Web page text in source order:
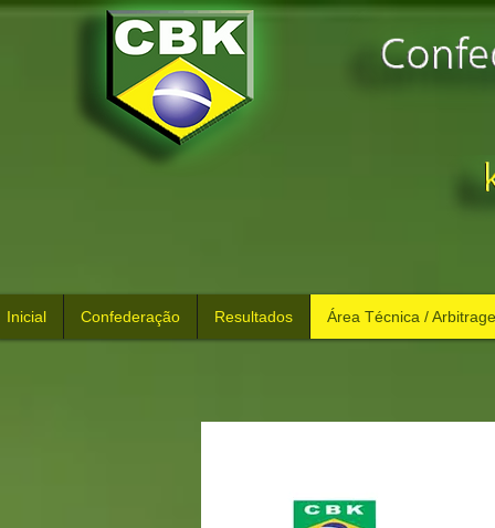
Inicial Confederação Resultados Área Técnica /